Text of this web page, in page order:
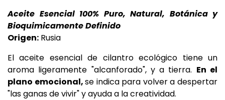
Aceite Esencial 100% Puro, Natural, Botánica y
Bioquimicamente Definido
Origen: Rusia
El aceite esencial de cilantro ecológico tiene un
aroma ligeramente "alcanforado", y a tierra. En el
plano emocional,se indica para volver a despertar
"las ganas de vivir" y ayuda a la creatividad.